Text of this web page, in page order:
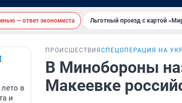
— ответ экономиста Льготный проезд с картой
в
и
ПРОИСШЕСТВИЯ СПЕЦОПЕРАЦИЯ НА
В Минобороны
Макеевке